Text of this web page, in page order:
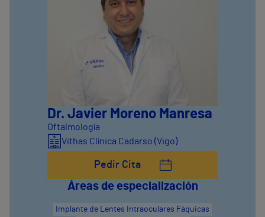
Dr. Javier Moreno Manresa
Oftalmología
Vithas Clínica Cadarso (Vigo)
Pedir Cita
Áreas de especialización
Implante de Lentes Intraoculares Fáquicas